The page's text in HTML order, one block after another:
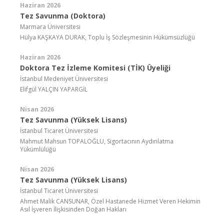
Haziran 2026
Tez Savunma (Doktora)
Marmara Üniversitesi
Hülya KAŞKAYA DURAK, Toplu İş Sözleşmesinin Hükümsüzlüğü
Haziran 2026
Doktora Tez İzleme Komitesi (TİK) Üyeliği
İstanbul Medeniyet Üniversitesi
Elifgül YALÇIN YAPARGİL
Nisan 2026
Tez Savunma (Yüksek Lisans)
İstanbul Ticaret Üniversitesi
Mahmut Mahsun TOPALOĞLU, Sigortacının Aydınlatma
Yükümlülüğü
Nisan 2026
Tez Savunma (Yüksek Lisans)
İstanbul Ticaret Üniversitesi
Ahmet Malik CANSUNAR, Özel Hastanede Hizmet Veren Hekimin
Asıl İşveren İlişkisinden Doğan Hakları